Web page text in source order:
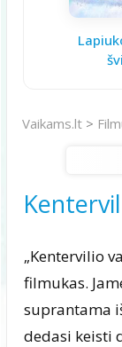
Vaikams.lt >
„Kentervilio
filmukas.
suprantama
dedasi keisti